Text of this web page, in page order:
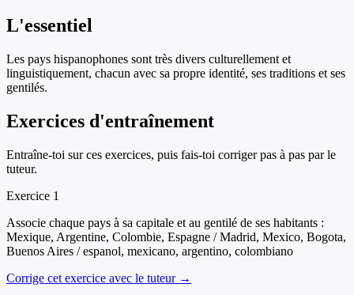
L'essentiel
Les pays hispanophones sont très divers culturellement et
linguistiquement, chacun avec sa propre identité, ses traditions et ses
gentilés.
Exercices d'entraînement
Entraîne-toi sur ces exercices, puis fais-toi corriger pas à pas par le
tuteur.
Exercice 1
Associe chaque pays à sa capitale et au gentilé de ses habitants :
Mexique, Argentine, Colombie, Espagne / Madrid, Mexico, Bogota,
Buenos Aires / espanol, mexicano, argentino, colombiano
Corrige cet exercice avec le tuteur →